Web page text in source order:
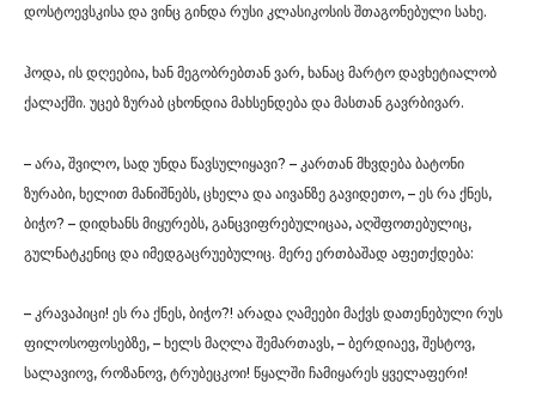
დოსტოევსკისა და ვინც გინდა რუსი კლასიკოსის შთაგონებული სახე.
ჰოდა, ის დღეებია, ხან მეგობრებთან ვარ, ხანაც მარტო დავხეტიალობ
ქალაქში. უცებ ზურაბ ცხონდია მახსენდება და მასთან გავრბივარ.
– არა, შვილო, სად უნდა წავსულიყავი? – კართან მხვდება ბატონი
ზურაბი, ხელით მანიშნებს, ცხელა და აივანზე გავიდეთო, – ეს რა ქნეს,
ბიჭო? – დიდხანს მიყურებს, განცვიფრებულიცაა, აღშფოთებულიც,
გულნატკენიც და იმედგაცრუებულიც. მერე ერთბაშად აფეთქდება:
– კრავაპიცი! ეს რა ქნეს, ბიჭო?! არადა ღამეები მაქვს დათენებული რუს
ფილოსოფოსებზე, – ხელს მაღლა შემართავს, – ბერდიაევ, შესტოვ,
სალავიოვ, როზანოვ, ტრუბეცკოი! წყალში ჩამიყარეს ყველაფერი!